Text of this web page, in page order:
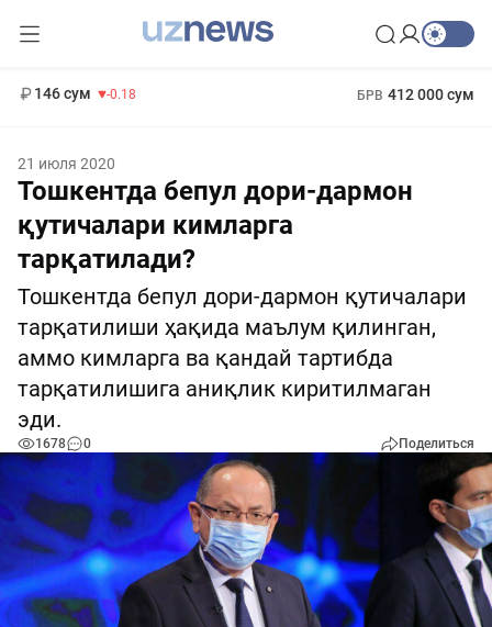
146 сум -0.18 БРВ 412 000 сум
21 июля 2020
Тошкентда бепул дори-дармон
қутичалари кимларга
тарқатилади?
Тошкентда бепул дори-дармон қутичалари
тарқатилиши ҳақида маълум қилинган,
аммо кимларга ва қандай тартибда
тарқатилишига аниқлик киритилмаган
эди.
1678 0 Поделиться